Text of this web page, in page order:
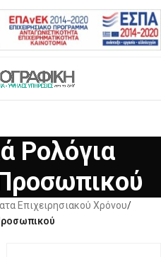
Ρολόγια
Επιχειρησιακού Χρόνου/